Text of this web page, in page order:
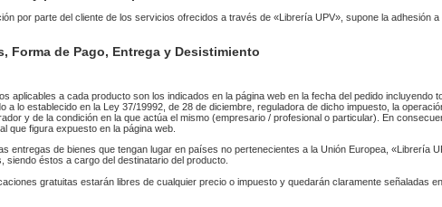
por parte del cliente de los servicios ofrecidos a través de «Librería UPV», supone la adhesión
Forma de Pago, Entrega y Desistimiento
aplicables a cada producto son los indicados en la página web en la fecha del pedido incluyendo
a lo establecido en la Ley 37/19992, de 28 de diciembre, reguladora de dicho impuesto, la
y de la condición en la que actúa el mismo (empresario / profesional o particular). En
que figura expuesto en la página web.
entregas de bienes que tengan lugar en países no pertenecientes a la Unión Europea,
siendo éstos a cargo del destinatario del producto.
gratuitas estarán libres de cualquier precio o impuesto y quedarán claramente señaladas